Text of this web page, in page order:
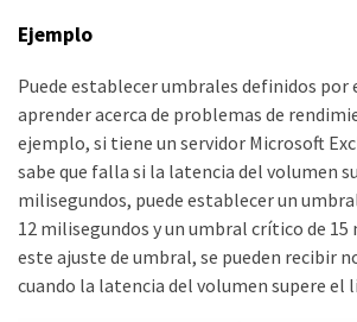
Ejemplo
Puede establecer umbrales definidos por
aprender acerca de problemas de
ejemplo, si tiene un servidor Microsoft
sabe que falla si la latencia del volumen
milisegundos, puede establecer un
12 milisegundos y un umbral crítico de 15
este ajuste de umbral, se pueden recibir
cuando la latencia del volumen supere el